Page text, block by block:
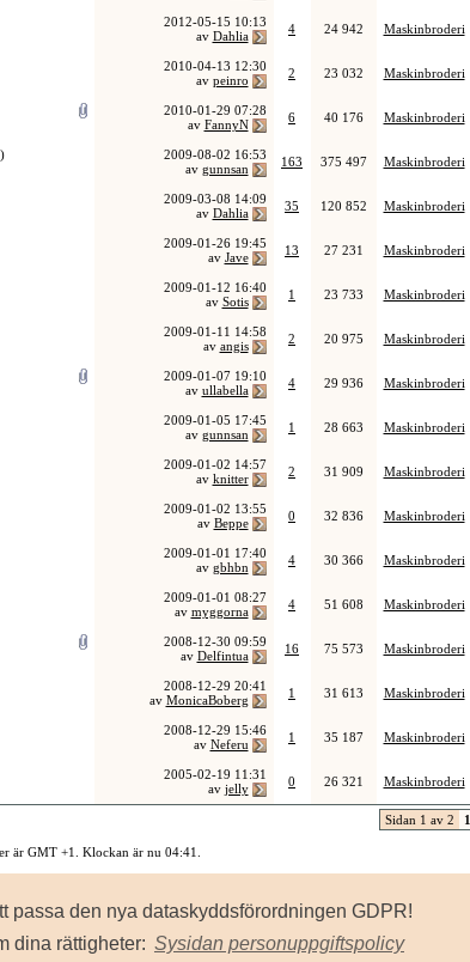
passa den nya dataskyddsförordningen GDPR!
dina rättigheter: Sysidan personuppgiftspolicy
2012-05-15 10:13
av Dahlia 4 24 942 Maskinbroderi
2010-04-13 12:30
av peinro 2 23 032 Maskinbroderi
2010-01-29 07:28
av FannyN 6 40 176 Maskinbroderi
)
2009-08-02 16:53
av gunnsan 163 375 497 Maskinbroderi
2009-03-08 14:09
av Dahlia 35 120 852 Maskinbroderi
2009-01-26 19:45
av Jave 13 27 231 Maskinbroderi
2009-01-12 16:40
av Sotis 1 23 733 Maskinbroderi
2009-01-11 14:58
av angis 2 20 975 Maskinbroderi
2009-01-07 19:10
av ullabella 4 29 936 Maskinbroderi
2009-01-05 17:45
av gunnsan 1 28 663 Maskinbroderi
2009-01-02 14:57
av knitter 2 31 909 Maskinbroderi
2009-01-02 13:55
av Beppe 0 32 836 Maskinbroderi
2009-01-01 17:40
av gbhbn 4 30 366 Maskinbroderi
2009-01-01 08:27
av myggorna 4 51 608 Maskinbroderi
2008-12-30 09:59
av Delfintua 16 75 573 Maskinbroderi
2008-12-29 20:41
av MonicaBoberg 1 31 613 Maskinbroderi
2008-12-29 15:46
av Neferu 1 35 187 Maskinbroderi
2005-02-19 11:31
av jelly 0 26 321 Maskinbroderi
Sidan 1 av 2 1
är GMT +1. Klockan är nu 04:41
by vBulletin® Version 3.8.8
©2000 - 2026, Jelsoft Enterprises Ltd.